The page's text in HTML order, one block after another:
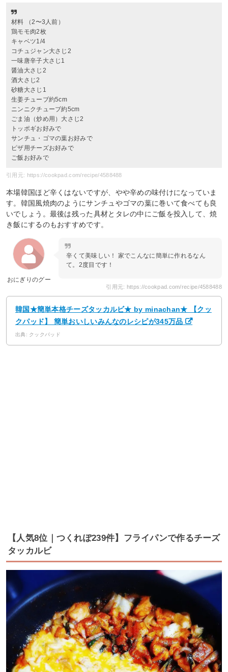
材料 （2〜3人前）
鶏モモ肉2枚
キャベツ1/4
コチュジャン大さじ2
一味唐辛子大さじ1
醤油大さじ2
酒大さじ2
砂糖大さじ1
生姜チューブ約5cm
ニンニクチューブ約5cm
ごま油（炒め用）大さじ2
トッポギお好みで
サンチュ・ゴマの葉お好みで
ピザ用チーズお好みで
ご飯お好みで
引用元: https://cookpad.com/recipe/4588488
本場韓国ほど辛くはないですが、やや辛めの味付けになっていま
す。韓国風焼肉のようにサンチュやゴマの葉に巻いて食べても良
いでしょう。最後は残った具材とタレの中にご飯を投入して、焼
き飯にするのもおすすめです。
おにぎりのグー
辛くて美味しい！ 家でこんなに簡単に作れるなん
て。2度目です！
引用元: https://cookpad.com/recipe/4588488
韓国★簡単本格チーズタッカルビ★ by minachan★ 【クッ
クパッド】 簡単おいしいみんなのレシピが345万品
出典: クックパッド
【人気8位｜つくれぽ239件】フライパンで作るチーズ
タッカルビ